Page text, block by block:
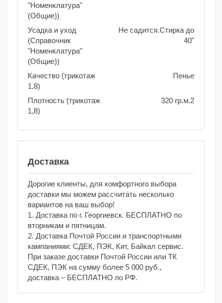
"Номенклатура"
(Общие))
Усадка и уход
(Справочник
"Номенклатура"
(Общие))
Не садится.Стирка до
40"
Качество (трикотаж
1,8)
Пенье
Плотность (трикотаж
1,8)
320 гр.м.2
Доставка
Дорогие клиенты, для комфортного выбора
доставки мы можем рассчитать несколько
вариантов на ваш выбор!
1. Доставка по г. Георгиевск. БЕСПЛАТНО по
вторникам и пятницам.
2. Доставка Почтой России и транспортными
кампаниями: СДЕК, ПЭК, Кит, Байкал сервис.
При заказе доставки Почтой России или ТК
СДЕК, ПЭК на сумму более 5 000 руб.,
доставка – БЕСПЛАТНО по РФ.